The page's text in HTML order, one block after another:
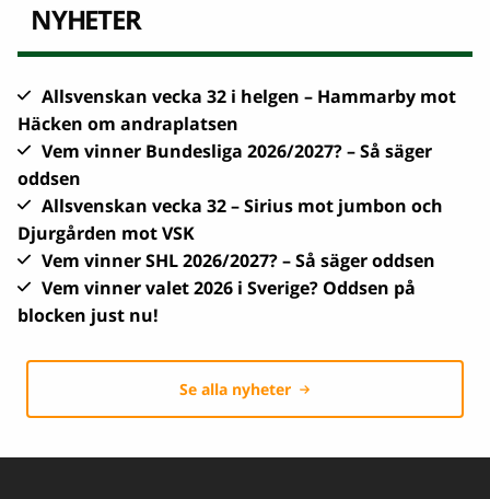
NYHETER
Allsvenskan vecka 32 i helgen – Hammarby mot
Häcken om andraplatsen
Vem vinner Bundesliga 2026/2027? – Så säger
oddsen
Allsvenskan vecka 32 – Sirius mot jumbon och
Djurgården mot VSK
Vem vinner SHL 2026/2027? – Så säger oddsen
Vem vinner valet 2026 i Sverige? Oddsen på
blocken just nu!
Se alla nyheter